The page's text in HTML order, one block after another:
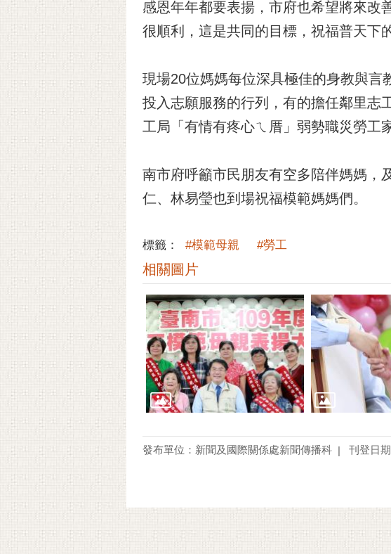
感恩年年都要表揚，市府也希望將來改
很順利，這是共同的目標，祝福普天下
現場20位媽媽每位深具極佳的身教與言
投入志願服務的行列，有的擔任鄰里志
工局「有情有疼心ㄟ厝」弱勢職災勞工
南市府呼籲市民朋友有空多陪伴媽媽，
仁、林易瑩也到場祝福模範媽媽們。
標籤： #模範母親 #勞工
相關圖片
發布單位：新聞及國際關係處新聞傳播科 刊登日